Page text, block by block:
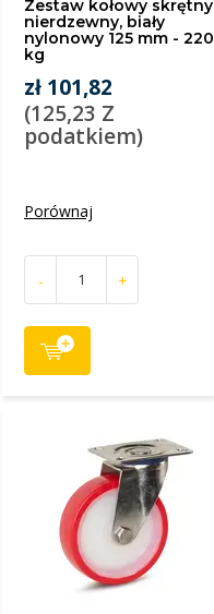
Zestaw kołowy skrętny
nierdzewny, biały
nylonowy 125 mm - 220
kg
zł 101,82
(125,23 Z
podatkiem)
Porównaj
- +